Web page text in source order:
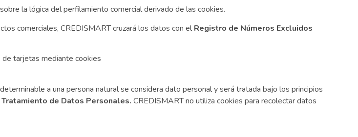
la lógica del perfilamiento comercial derivado de las cookies.
comerciales, CREDISMART cruzará los datos con el Registro de Números Excluidos
tarjetas mediante cookies
a una persona natural se considera dato personal y será tratada bajo los principios
de Datos Personales. CREDISMART no utiliza cookies para recolectar datos